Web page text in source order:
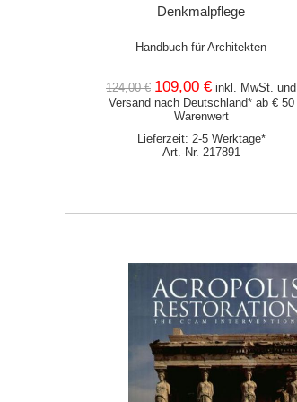
Denkmalpflege
Handbuch für Architekten
124,00 € 109,00 € inkl. MwSt. und
Versand nach Deutschland* ab € 50
Warenwert
Lieferzeit: 2-5 Werktage*
Art.-Nr. 217891
IN DEN WARENKORB